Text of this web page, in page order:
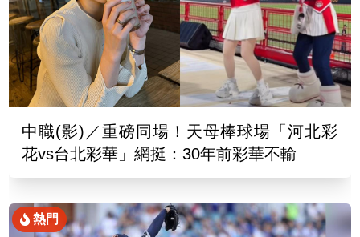
中職(影)／重磅同場！天母棒球場「河北彩
花vs台北彩華」網挺：30年前彩華不輸
熱門